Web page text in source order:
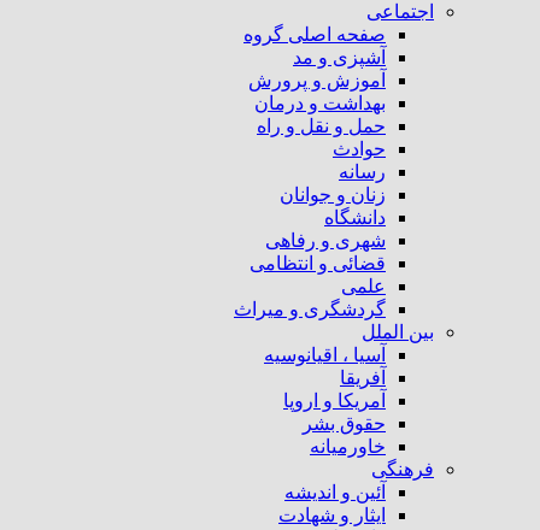
اجتماعی
صفحه اصلی گروه
آشپزی و مد
آموزش و پرورش
بهداشت و درمان
حمل و نقل و راه
حوادث
رسانه
زنان و جوانان
دانشگاه
شهری و رفاهی
قضائی و انتظامی
علمی
گردشگری و میراث
بین الملل
آسیا ، اقیانوسیه
آفریقا
آمریکا و اروپا
حقوق بشر
خاورمیانه
فرهنگی
آئین و اندیشه
ایثار و شهادت